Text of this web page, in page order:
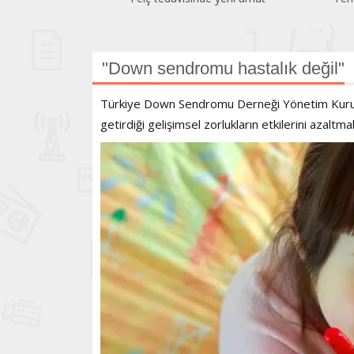
"Down sendromu hastalık değil"
Türkiye Down Sendromu Derneği Yönetim
getirdiği gelişimsel zorlukların etkilerini